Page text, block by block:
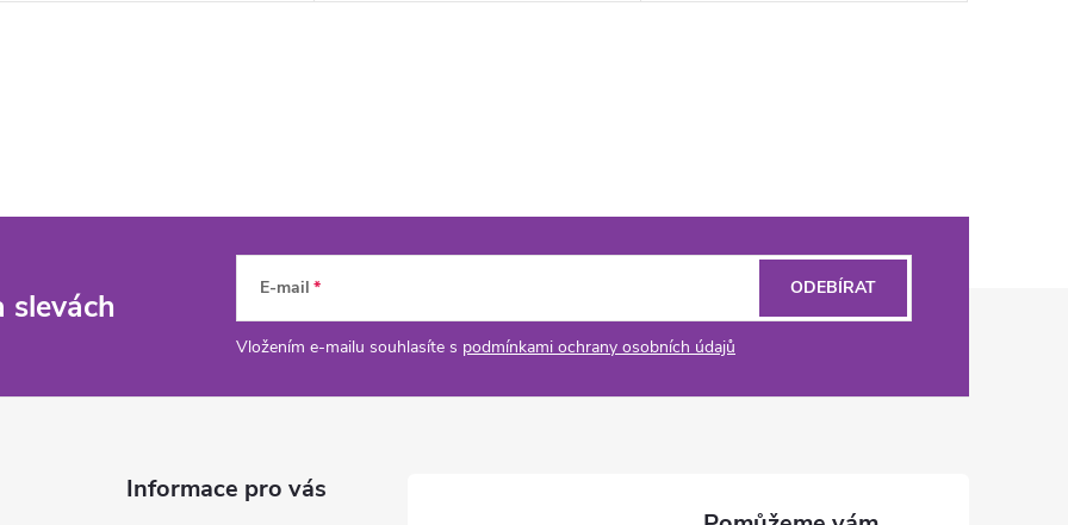
slevách E-mail
Vložením e-mailu souhlasíte s podmínkami ochrany osobních údajů
ODEBÍRAT
Informace pro vás